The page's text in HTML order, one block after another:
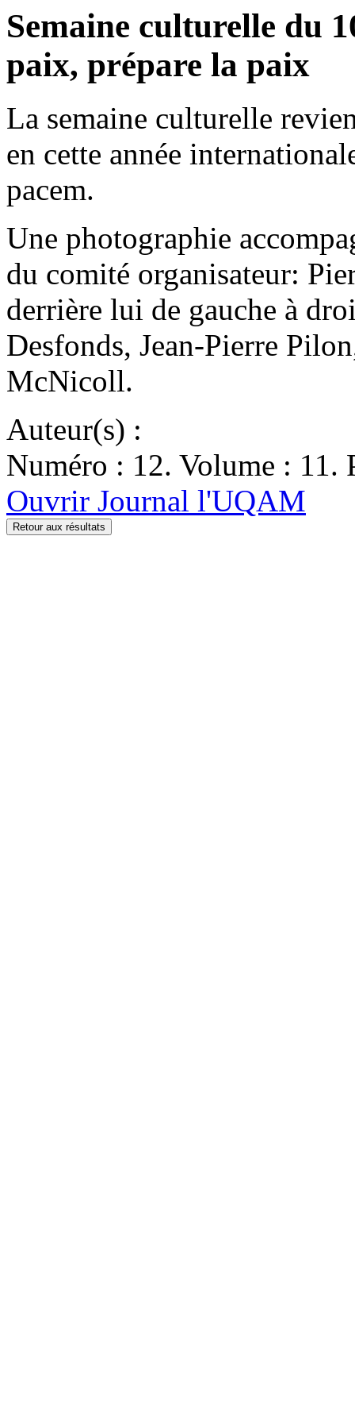
Semaine culturelle du
paix, prépare la paix
La semaine culturelle
en cette année
pacem.
Une photographie
du comité organisateur:
derrière lui de gauche à
Desfonds, Jean-Pierre
McNicoll.
Auteur(s) :
Numéro : 12. Volume : 11.
Ouvrir Journal l'UQAM
Retour aux résultats